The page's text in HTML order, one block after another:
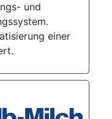
und
einer